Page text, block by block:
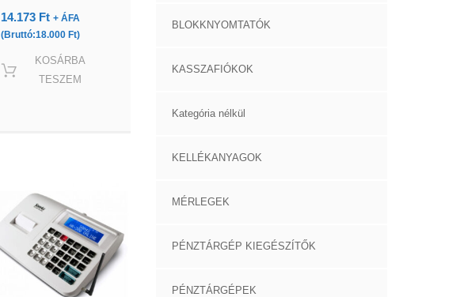
14.173 Ft + ÁFA
(Bruttó:18.000 Ft)
KOSÁRBA
TESZEM
BLOKKNYOMTATÓK
KASSZAFIÓKOK
Kategória nélkül
KELLÉKANYAGOK
MÉRLEGEK
PÉNZTÁRGÉP KIEGÉSZÍTŐK
PÉNZTÁRGÉPEK